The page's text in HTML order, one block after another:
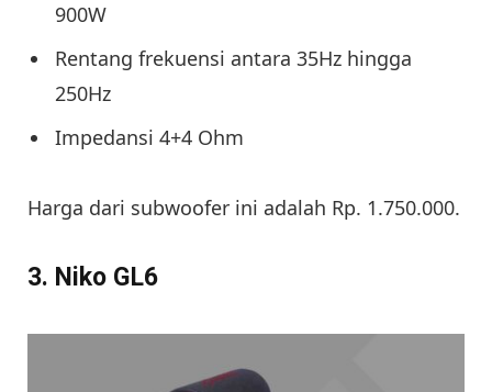
900W
Rentang frekuensi antara 35Hz hingga
250Hz
Impedansi 4+4 Ohm
Harga dari subwoofer ini adalah Rp. 1.750.000.
3. Niko GL6